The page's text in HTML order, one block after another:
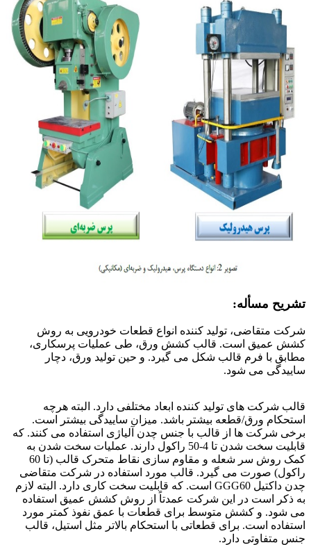
تشریح مسأله:
شرکت متقاضی، تولید کننده انواع قطعات خودرویی به روش
کشش عمیق است. قالب کشش ورق، طی عملیات پرسکاری،
مطابق با فرم قالب شکل می گیرد. و حین تولید ورق، دچار
ساییدگی می شود.
قالب شرکت های تولید کننده ابعاد مختلفی دارد. البته هرچه
استحکام ورق/قطعه بیشتر باشد. میزان ساییدگی بیشتر است.
برخی شرکت ها از قالب با جنس چدن آلیاژی استفاده می کنند. که
قابلیت سخت شدن تا 4-50 راکول دارند. عملیات سخت شدن به
کمک روش سر شعله و مقاوم سازی نقاط متحرک قالب (تا 60
راکول) صورت می گیرد. قالب مورد استفاده در شرکت متقاضی
چدن داکتیل GGG60 است. که قابلیت سخت کاری دارد. البته لازم
به ذکر است در این شرکت عمدتاً از روش کشش عمیق استفاده
می شود. و کشش متوسط برای قطعات با عمق نفوذ کمتر مورد
استفاده است. برای قطعاتی با استحکام بالاتر مثل استیل، قالب
جنس متفاوتی دارد.